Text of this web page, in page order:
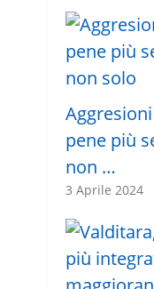
pene più
non …
3 Aprile 2024